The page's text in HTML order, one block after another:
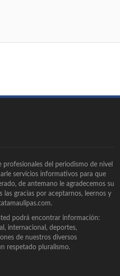
profesionales del periodismo de nivel
servicios informativos para que
de antemano le agradecemos su
las gracias por aceptarnos, leernos y
podrá encontrar información:
internacional, deportes,
de nuestros diversos
respetado pluralismo.